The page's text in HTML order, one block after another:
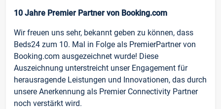
10 Jahre Premier Partner von Booking.com
Wir freuen uns sehr, bekannt geben zu können, dass
Beds24 zum 10. Mal in Folge als PremierPartner von
Booking.com ausgezeichnet wurde! Diese
Auszeichnung unterstreicht unser Engagement für
herausragende Leistungen und Innovationen, das durch
unsere Anerkennung als Premier Connectivity Partner
noch verstärkt wird.